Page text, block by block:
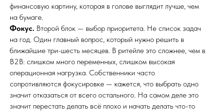
финансовую картину, которая в голове выглядит лучше, чем
на бумаге.
Фокус. Второй блок — выбор приоритета. Не список задач
на год. Один главный вопрос, который нужно решить в
ближайшие три-шесть месяцев. В ритейле это сложнее, чем в
B2B: слишком много переменных, слишком высокая
операционная нагрузка. Собственники часто
сопротивляются фокусировке — кажется, что выбрать одно
значит отказаться от всего остального. На самом деле это
значит перестать делать всё плохо и начать делать что-то